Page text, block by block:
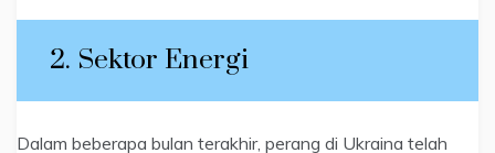
2. Sektor Energi
Dalam beberapa bulan terakhir, perang di Ukraina telah